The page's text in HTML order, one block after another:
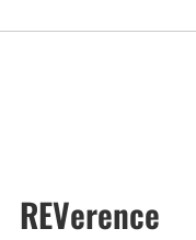
REVerence